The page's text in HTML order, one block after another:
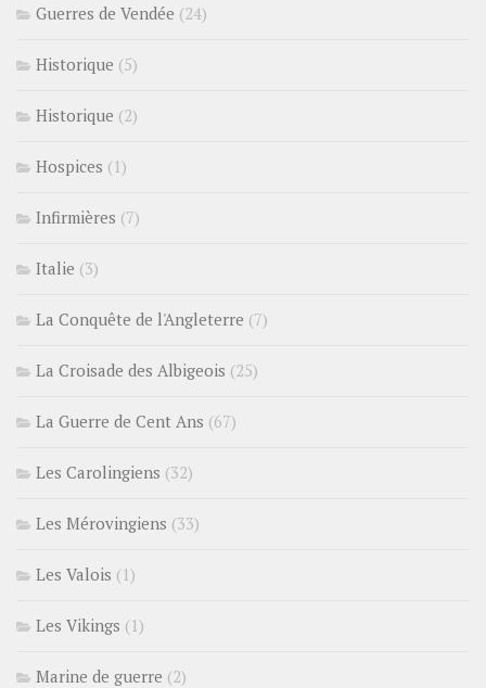
Guerres de Vendée (24)
Historique (5)
Historique (2)
Hospices (1)
Infirmières (7)
Italie (3)
La Conquête de l'Angleterre (7)
La Croisade des Albigeois (25)
La Guerre de Cent Ans (67)
Les Carolingiens (32)
Les Mérovingiens (33)
Les Valois (1)
Les Vikings (1)
Marine de guerre (2)